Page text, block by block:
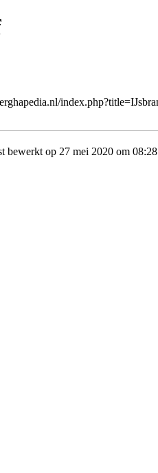
bewerkt op 27 mei 2020 om